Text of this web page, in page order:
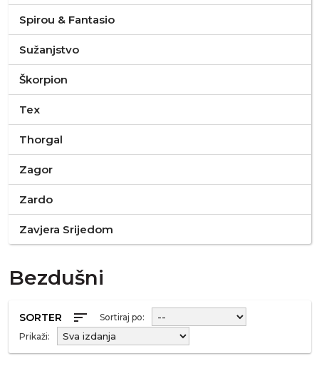
Spirou & Fantasio
Sužanjstvo
Škorpion
Tex
Thorgal
Zagor
Zardo
Zavjera Srijedom
Bezdušni
SORTER sort
Sortiraj po:
Prikaži: